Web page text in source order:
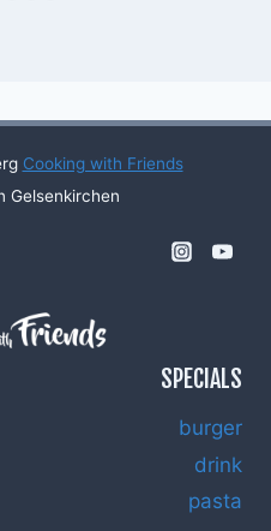
Cooking with Friends
Gelsenkirchen
SPECIALS
burger
drink
pasta